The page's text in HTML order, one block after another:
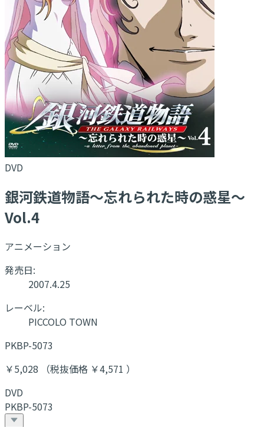
DVD
銀河鉄道物語～忘れられた時の惑星～
Vol.4
アニメーション
発売日:
2007.4.25
レーベル:
PICCOLO TOWN
PKBP-5073
￥5,028 （税抜価格 ￥4,571 ）
DVD
PKBP-5073